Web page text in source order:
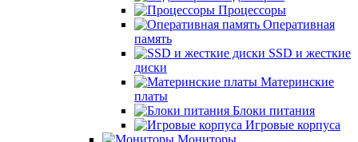
Процессоры
Оперативная
память
SSD и жесткие
диски
Материнские
платы
Блоки питания
Игровые корпуса
Мониторы